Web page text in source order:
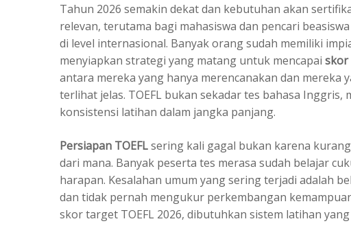
Tahun 2026 semakin dekat dan kebutuhan akan
relevan, terutama bagi mahasiswa dan pencari
di level internasional. Banyak orang sudah memiliki
menyiapkan strategi yang matang untuk mencapai skor
antara mereka yang hanya merencanakan dan mereka
terlihat jelas. TOEFL bukan sekadar tes bahasa Inggris,
konsistensi latihan dalam jangka panjang.
Persiapan TOEFLsering kali gagal bukan karena
dari mana. Banyak peserta tes merasa sudah belajar
harapan. Kesalahan umum yang sering terjadi adalah
dan tidak pernah mengukur perkembangan
skor target TOEFL 2026, dibutuhkan sistem latihan